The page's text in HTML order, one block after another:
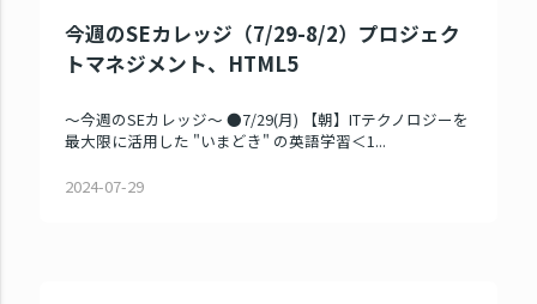
今週のSEカレッジ（7/29-8/2）プロジェク
トマネジメント、HTML5
～今週のSEカレッジ～ ●7/29(月) 【朝】ITテクノロジーを
最大限に活用した "いまどき" の英語学習＜1...
2024-07-29